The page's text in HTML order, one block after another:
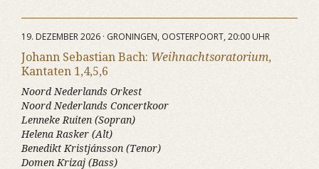
19. DEZEMBER 2026 · GRONINGEN, OOSTERPOORT, 20:00 UHR
Johann Sebastian Bach: Weihnachtsoratorium,
Kantaten 1,4,5,6
Noord Nederlands Orkest
Noord Nederlands Concertkoor
Lenneke Ruiten (Sopran)
Helena Rasker (Alt)
Benedikt Kristjánsson (Tenor)
Domen Krizaj (Bass)